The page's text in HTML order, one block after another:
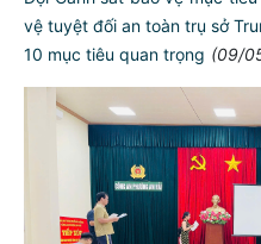
vệ tuyệt đối an toàn trụ sở
10 mục tiêu quan trọng (09/